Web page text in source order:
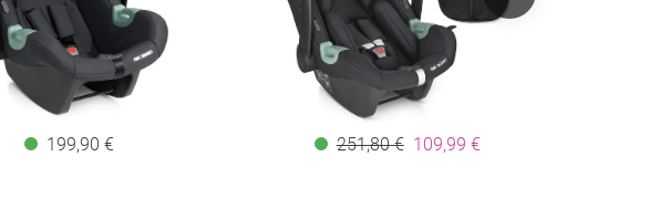
199,90 € 251,80 € 109,99 €